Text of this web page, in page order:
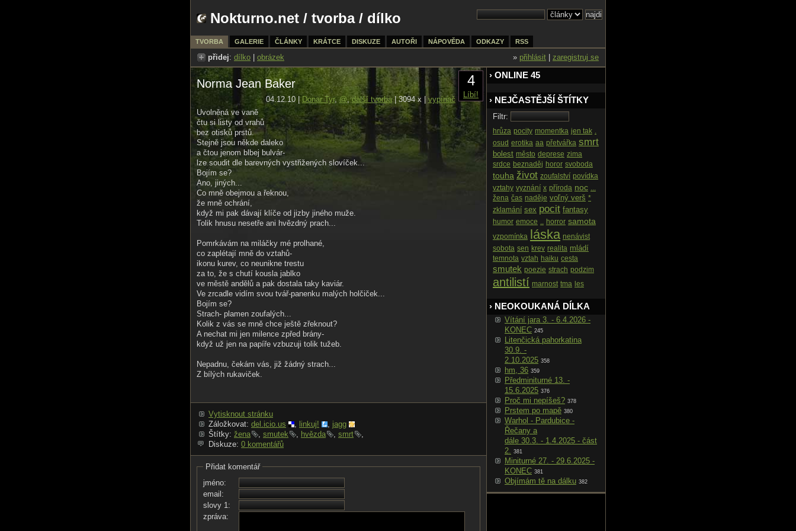
Nokturno.net / tvorba/ dílko
TVORBA GALERIE ČLÁNKY KRÁTCE DISKUZE AUTOŘI NÁPOVĚDA ODKAZY RSS
přidej: dílko obrázek » přihlásit zaregistruj se
4
Líbí!
Norma Jean Baker
04.12.10 | Donar Tyr, @,další tvorba| 3094 x |vypínač
Uvolněná ve vaně
čtu si listy od vrahů
bez otisků prstů.
Stejně jsou někde daleko
a čtou jenom blbej bulvár-
lze soudit dle barevných vystřižených slovíček...
Bojím se?
Ano, jiných...
Co mně obejmou a řeknou,
že mně ochrání,
když mi pak dávají klíče od jizby jiného muže.
Tolik hnusu nesetře ani hvězdný prach...
Pomrkávám na miláčky mé prolhané,
co zaplétají mně do vztahů-
ikonu kurev, co neunikne trestu
za to, že s chutí kousla jablko
ve městě andělů a pak dostala taky kaviár.
Ve zrcadle vidím svou tvář-panenku malých holčiček...
Bojím se?
Strach- plamen zoufalých...
Kolik z vás se mně chce ještě zřeknout?
A nechat mi jen milence zpřed brány-
když už jen na papíře vzbuzuji tolik tužeb.
Nepadnu, čekám vás, již žádný strach...
Z bílých rukaviček.
Vytisknout stránku
Záložkovat: del.icio.us , linkuj! , jagg
Štítky: žena , smutek , hvězda , smrt
,
Diskuze: 0 komentářů
Přidat komentář
jméno:
email:
slovy 1:
zpráva:
› ONLINE 45
› NEJČASTĚJŠÍ ŠTÍTKY
Filtr:
hrůza pocity momentka jen tak .
osud erotika aa přetvářka smrt
bolest město deprese zima
srdce beznaděj horor svoboda
touha život zoufalství povídka
vztahy vyznání x příroda noc ...
žena čas naděje voľný verš *
zklamání sex pocit fantasy
humor emoce .. horror samota
vzpomínka láska nenávist
sobota sen krev realita mládí
temnota vztah haiku cesta
smutek poezie strach podzim
antilistí marnost tma les
› NEOKOUKANÁ DÍLKA
Vítání jara 3. - 6.4.2026 -
KONEC 245
Litenčická pahorkatina
30.9. -
2.10.2025 358
hm, 36 359
Předminiturné 13. -
15.6.2025 376
Proč mi nepíšeš? 378
Prstem po mapě 380
Warhol - Pardubice -
Řečany a
dále 30.3. - 1.4.2025 - část
2. 381
Miniturné 27. - 29.6.2025 -
KONEC 381
Objímám tě na dálku 382